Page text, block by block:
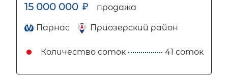
15 000 000 ₽ продажа
Парнас Приозерский район
Количество соток 41 соток